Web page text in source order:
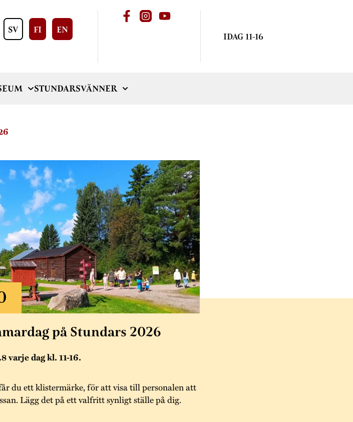
SV FI EN
IDAG 11-16
STUNDARSVÄNNER
på Stundars 2026
varje dag kl. 11-16.
du ett klistermärke, för att visa till personalen att
Lägg det på ett valfritt synligt ställe på dig.